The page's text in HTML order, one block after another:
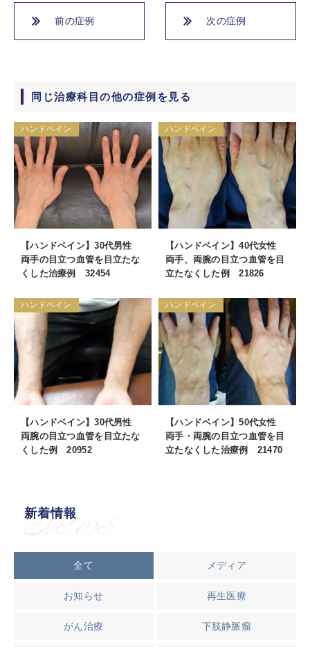
前の症例 次の症例
同じ治療科目の他の症例を見る
ハンドベイン
【ハンドベイン】30代男性
両手の目立つ血管を目立たな
くした治療例 32454
ハンドベイン
【ハンドベイン】40代女性
両手、両腕の目立つ血管を目
立たなくした例 21826
ハンドベイン
【ハンドベイン】30代男性
両腕の目立つ血管を目立たな
くした例 20952
ハンドベイン
【ハンドベイン】50代女性
両手・両腕の目立つ血管を目
立たなくした治療例 21470
新着情報
NEWS
全て メディア
お知らせ 再生医療
がん治療 下肢静脈瘤